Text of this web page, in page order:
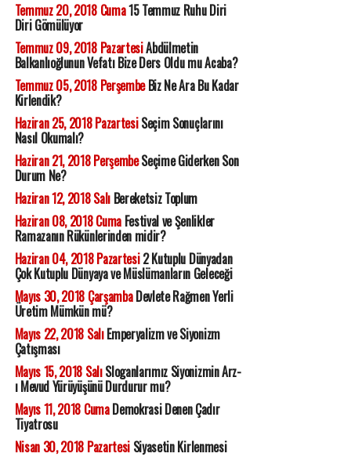
Temmuz 20, 2018 Cuma15 Temmuz Ruhu Diri
Diri Gömülüyor
Temmuz 09, 2018 PazartesiAbdülmetin
Balkanlıoğlunun Vefatı Bize Ders Oldu mu Acaba?
Temmuz 05, 2018 PerşembeBiz Ne Ara Bu Kadar
Kirlendik?
Haziran 25, 2018 PazartesiSeçim Sonuçlarını
Nasıl Okumalı?
Haziran 21, 2018 PerşembeSeçime Giderken Son
Durum Ne?
Haziran 12, 2018 SalıBereketsiz Toplum
Haziran 08, 2018 CumaFestival ve Şenlikler
Ramazanın Rükünlerinden midir?
Haziran 04, 2018 Pazartesi2 Kutuplu Dünyadan
Çok Kutuplu Dünyaya ve Müslümanların Geleceği
Mayıs 30, 2018 ÇarşambaDevlete Rağmen Yerli
Üretim Mümkün mü?
Mayıs 22, 2018 SalıEmperyalizm ve Siyonizm
Çatışması
Mayıs 15, 2018 SalıSloganlarımız Siyonizmin Arz-
ı Mevud Yürüyüşünü Durdurur mu?
Mayıs 11, 2018 CumaDemokrasi Denen Çadır
Tiyatrosu
Nisan 30, 2018 PazartesiSiyasetin Kirlenmesi